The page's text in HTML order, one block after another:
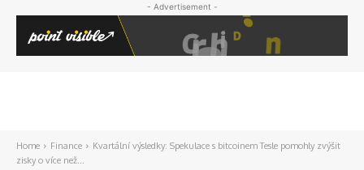
- Advertisement -